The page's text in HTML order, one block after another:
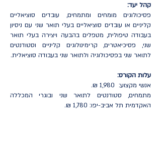
קהל יעד:
פסיכולוגים מומחים ומתמחים, עובדים סוציאליים
קליניים או עובדים סוציאליים בעלי תואר שני עם ניסיון
בעבודה טיפולית, מטפלים בהבעה ויצירה בעלי תואר
שני, פסיכיאטרים, קרימינולוגים קליניים וסטודנטים
לתואר שני בפסיכולוגיה ולתואר שני בעבודה סוציאלית.
עלות הקורס:
אנשי מקצוע: 1,980 ₪.
מתמחים, סטודנטים לתואר שני ובוגרי המכללה
האקדמית תל אביב-יפו: 1,780 ₪.